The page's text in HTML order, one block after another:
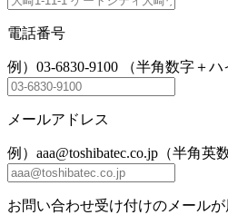
電話番号
例）03-6830-9100 （半角数字＋ハ
メールアドレス
例）aaa@toshibatec.co.jp（半角英
お問い合わせ受け付けのメール